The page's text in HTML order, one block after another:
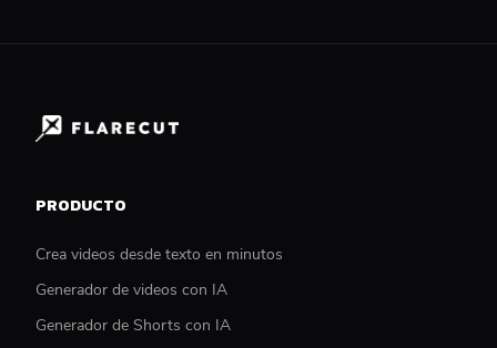
PRODUCTO
Crea videos desde texto en minutos
Generador de videos con IA
Generador de Shorts con IA